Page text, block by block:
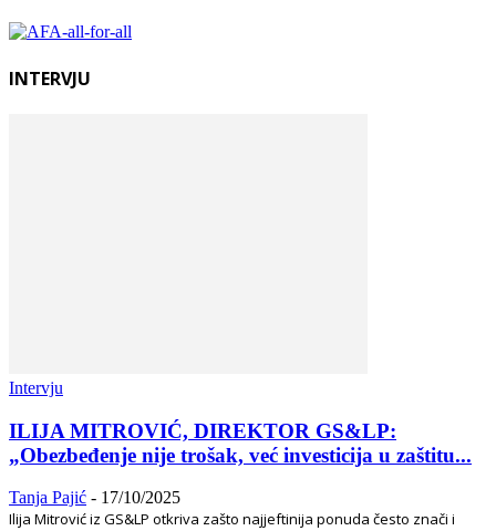
INTERVJU
Intervju
ILIJA MITROVIĆ, DIREKTOR GS&LP:
„Obezbeđenje nije trošak, već investicija u zaštitu...
Tanja Pajić - 17/10/2025
Ilija Mitrović iz GS&LP otkriva zašto najjeftinija ponuda često znači i